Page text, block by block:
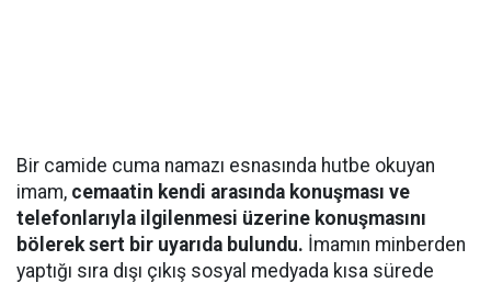
Bir camide cuma namazı esnasında hutbe okuyan
imam, cemaatin kendi arasında konuşması ve
telefonlarıyla ilgilenmesi üzerine konuşmasını
bölerek sert bir uyarıda bulundu. İmamın minberden
yaptığı sıra dışı çıkış sosyal medyada kısa sürede